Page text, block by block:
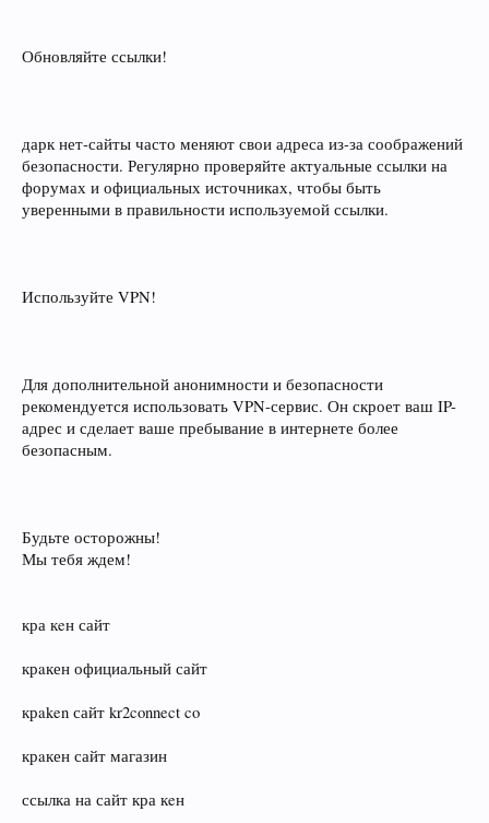
Обновляйте ссылки!
дарк нет-сайты часто меняют свои адреса из-за соображений
безопасности. Регулярно проверяйте актуальные ссылки на
форумах и официальных источниках, чтобы быть
уверенными в правильности используемой ссылки.
Используйте VPN!
Для дополнительной анонимности и безопасности
рекомендуется использовать VPN-сервис. Он скроет ваш IP-
адрес и сделает ваше пребывание в интернете более
безопасным.
Будьте осторожны!
Мы тебя ждем!
кра кeн сайт
крaкен официальный сайт
крaken сайт kr2connect co
крaкен сайт магазин
ссылка на сайт кра кeн